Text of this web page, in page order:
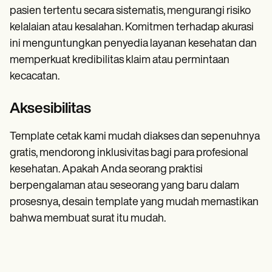
pasien tertentu secara sistematis, mengurangi risiko
kelalaian atau kesalahan. Komitmen terhadap akurasi
ini menguntungkan penyedia layanan kesehatan dan
memperkuat kredibilitas klaim atau permintaan
kecacatan.
Aksesibilitas
Template cetak kami mudah diakses dan sepenuhnya
gratis, mendorong inklusivitas bagi para profesional
kesehatan. Apakah Anda seorang praktisi
berpengalaman atau seseorang yang baru dalam
prosesnya, desain template yang mudah memastikan
bahwa membuat surat itu mudah.